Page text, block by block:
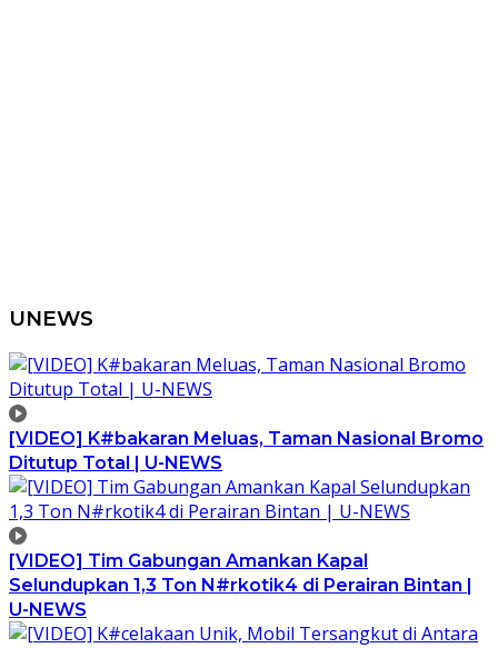
UNEWS
[VIDEO] K#bakaran Meluas, Taman Nasional Bromo
Ditutup Total | U-NEWS
[VIDEO] Tim Gabungan Amankan Kapal
Selundupkan 1,3 Ton N#rkotik4 di Perairan Bintan |
U-NEWS